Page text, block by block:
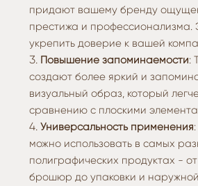
придают вашему бренду
престижа и профессионализма.
укрепить доверие к вашей
Повышение запоминаемости:
создают более яркий и
визуальный образ, который
сравнению с плоскими
Универсальность применения
можно использовать в самых
полиграфических продуктах - от
брошюр до упаковки и